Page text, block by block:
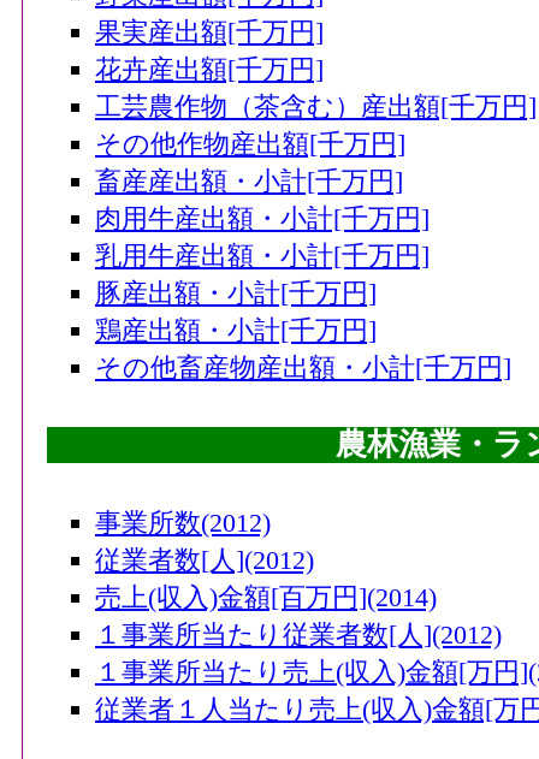
果実産出額[千万円]
花卉産出額[千万円]
工芸農作物（茶含む）産出額[千万円]
その他作物産出額[千万円]
畜産産出額・小計[千万円]
肉用牛産出額・小計[千万円]
乳用牛産出額・小計[千万円]
豚産出額・小計[千万円]
鶏産出額・小計[千万円]
その他畜産物産出額・小計[千万円]
農林漁業・ラ
事業所数(2012)
従業者数[人](2012)
売上(収入)金額[百万円](2014)
１事業所当たり従業者数[人](2012)
１事業所当たり売上(収入)金額[万円
従業者１人当たり売上(収入)金額[万